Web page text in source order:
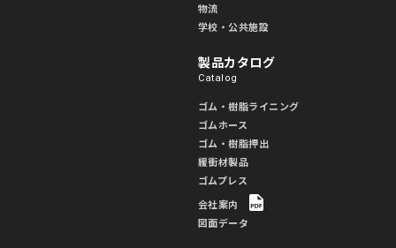
物流
学校・公共施設
製品カタログ
Catalog
ゴム・樹脂ライニング
ゴムホース
ゴム・樹脂押出
緩衝材製品
ゴムプレス
会社案内
図面データ